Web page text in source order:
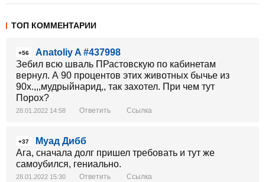
ТОП КОММЕНТАРИИ
+56
Anatoliy A #437998
Зебил всю шваль ПРастовскую по кабинетам
вернул. А 90 процентов этих животных бычье из
90х.,,,мудрыйнарид,, так захотел. При чем тут
Порох?
28.01.2022 14:58 Ответить Ссылка
+37
Муад Дибб
Ага, сначала долг пришел требовать и тут же
самоубился, гениально.
28.01.2022 15:30 Ответить Ссылка